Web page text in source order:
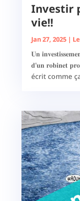
Investir
vie!!
Jan 27, 2025|
𝐔𝐧
𝐝'𝐮𝐧 𝐫𝐨𝐛𝐢𝐧𝐞𝐭
écrit comme